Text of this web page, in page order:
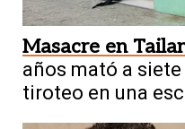
Masacre en
años mató a
tiroteo en una